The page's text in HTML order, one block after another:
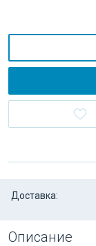
Доставка:
Описание